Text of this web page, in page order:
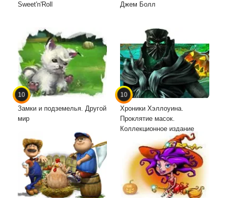
Sweet'n'Roll Джем Болл
10
Замки и подземелья. Другой
мир
10
Хроники Хэллоуина.
Проклятие масок.
Коллекционное издание